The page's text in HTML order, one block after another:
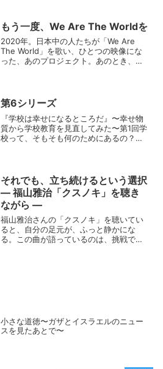
た。 ▼ 目次を見る 試...
もう一度、We Are The Worldを
2020年。日本中の人たちが「We Are
The World」を歌い、ひとつの映像にな
った、あのプロジェクト。あのとき、た
でもオン...
第6シリーズ
『学校は幸せになるところだ』〜幸せ物
質から学校教育を見直してみた〜第1回学
校って、そもそも何のためにあるの？〜
題児」なんて、本当...
それでも、立ち続けるという選択
― 福山雅治「クスノキ」を聴き
ながら ―
福山雅治さんの「クスノキ」を聴いてい
ると、自分の足元が、ふっと静かにな
る。この曲が語っているのは、挑戦で
小さな道徳〜ガザとイスラエルのニュー
スを見たあとで〜